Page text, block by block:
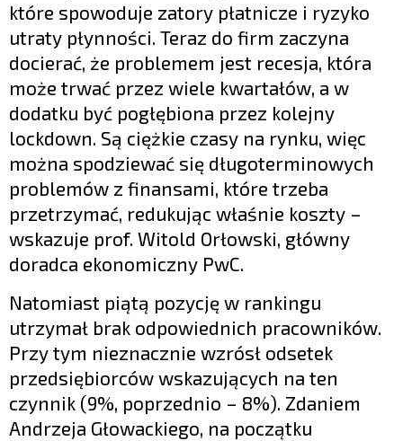
które spowoduje zatory płatnicze i ryzyko
utraty płynności. Teraz do firm zaczyna
docierać, że problemem jest recesja, która
może trwać przez wiele kwartałów, a w
dodatku być pogłębiona przez kolejny
lockdown. Są ciężkie czasy na rynku, więc
można spodziewać się długoterminowych
problemów z finansami, które trzeba
przetrzymać, redukując właśnie koszty –
wskazuje prof. Witold Orłowski, główny
doradca ekonomiczny PwC.
Natomiast piątą pozycję w rankingu
utrzymał brak odpowiednich pracowników.
Przy tym nieznacznie wzrósł odsetek
przedsiębiorców wskazujących na ten
czynnik (9%, poprzednio – 8%). Zdaniem
Andrzeja Głowackiego, na początku